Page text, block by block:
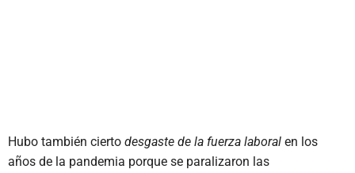
Hubo también cierto desgaste de la fuerza laboral en los
años de la pandemia porque se paralizaron las